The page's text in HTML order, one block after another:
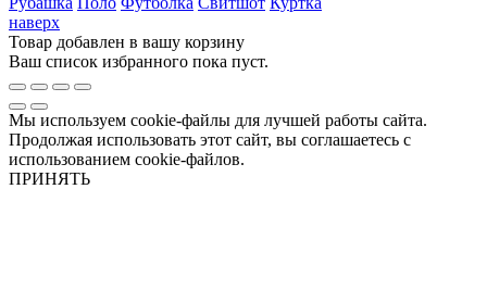
наверх
Товар добавлен в вашу корзину
Ваш список избранного пока пуст.
Мы используем cookie-файлы для лучшей работы сайта.
Продолжая использовать этот сайт, вы соглашаетесь с
использованием cookie-файлов.
ПРИНЯТЬ